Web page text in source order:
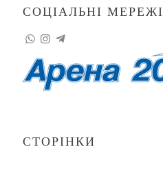
СОЦІАЛЬНІ МЕРЕЖІ
СТОРІНКИ